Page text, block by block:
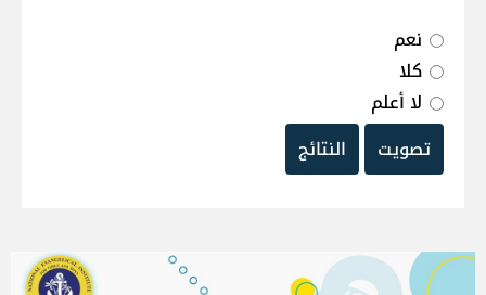
نعم
كلا
لا أعلم
تصويت
النتائج